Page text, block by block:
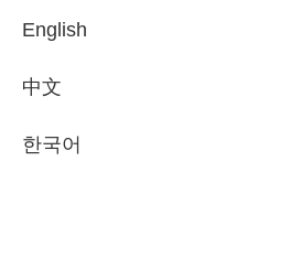
English
中文
한국어